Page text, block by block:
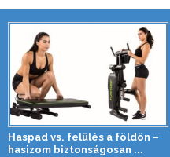
Haspad vs. felülés a földön –
hasizom biztonságosan ...